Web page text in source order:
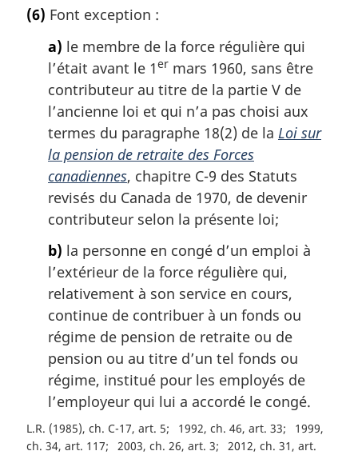
t
(6) Font exception :
a) le membre de la force régulière qui
l’était avant le 1er mars 1960, sans être
contributeur au titre de la partie V de
l’ancienne loi et qui n’a pas choisi aux
termes du paragraphe 18(2) de la Loi sur
la pension de retraite des Forces
canadiennes, chapitre C-9 des Statuts
revisés du Canada de 1970, de devenir
contributeur selon la présente loi;
b) la personne en congé d’un emploi à
l’extérieur de la force régulière qui,
relativement à son service en cours,
continue de contribuer à un fonds ou
régime de pension de retraite ou de
pension ou au titre d’un tel fonds ou
régime, institué pour les employés de
l’employeur qui lui a accordé le congé.
L.R. (1985), ch. C-17, art. 5 1992, ch. 46, art. 33
1999,
ch. 34, art. 117
2003, ch. 26, art. 3
2012, ch. 31, art.